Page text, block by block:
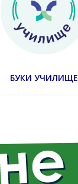
БУКИ УЧИЛИЩЕ